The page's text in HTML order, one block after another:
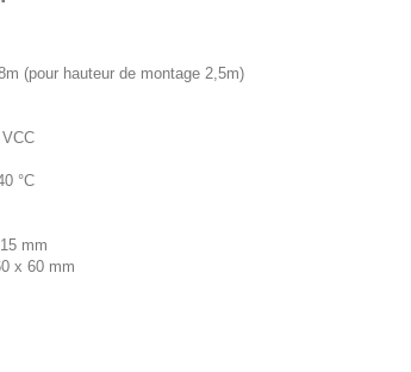
(pour hauteur de montage 2,5m)
°C
mm
x 60 mm